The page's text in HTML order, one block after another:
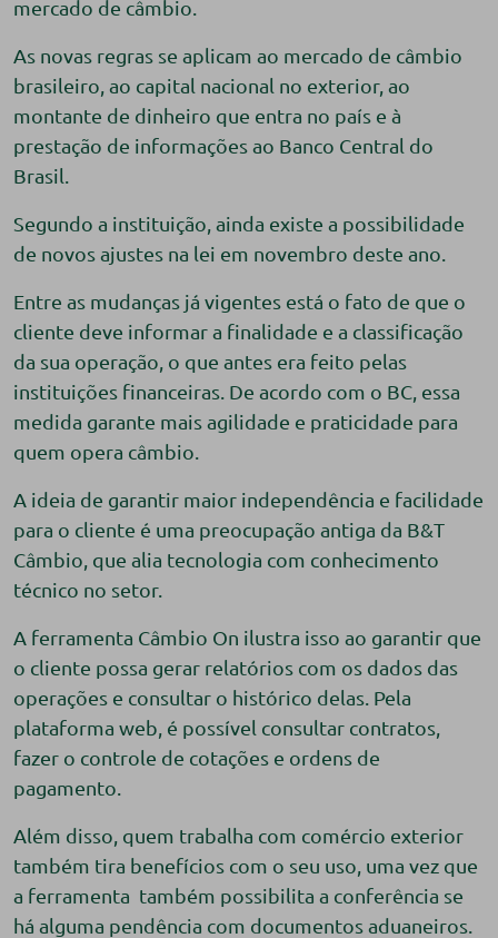
mercado de câmbio.
As novas regras se aplicam ao mercado de câmbio
brasileiro, ao capital nacional no exterior, ao
montante de dinheiro que entra no país e à
prestação de informações ao Banco Central do
Brasil.
Segundo a instituição, ainda existe a possibilidade
de novos ajustes na lei em novembro deste ano.
Entre as mudanças já vigentes está o fato de que o
cliente deve informar a finalidade e a classificação
da sua operação, o que antes era feito pelas
instituições financeiras. De acordo com o BC, essa
medida garante mais agilidade e praticidade para
quem opera câmbio.
A ideia de garantir maior independência e facilidade
para o cliente é uma preocupação antiga da B&T
Câmbio, que alia tecnologia com conhecimento
técnico no setor.
A ferramenta Câmbio On ilustra isso ao garantir que
o cliente possa gerar relatórios com os dados das
operações e consultar o histórico delas. Pela
plataforma web, é possível consultar contratos,
fazer o controle de cotações e ordens de
pagamento.
Além disso, quem trabalha com comércio exterior
também tira benefícios com o seu uso, uma vez que
a ferramenta também possibilita a conferência se
há alguma pendência com documentos aduaneiros.